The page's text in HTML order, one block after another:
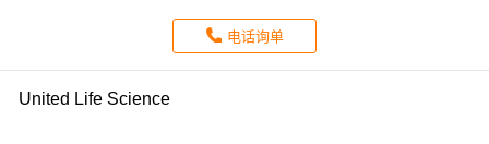
电话询单
United Life Science